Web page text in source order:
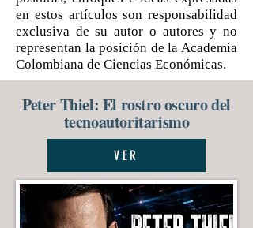
en estos artículos son responsabilidad
exclusiva de su autor o autores y no
representan la posición de la Academia
Colombiana de Ciencias Económicas.
Peter Thiel: El rostro oscuro del
tecnoautoritarismo
VER